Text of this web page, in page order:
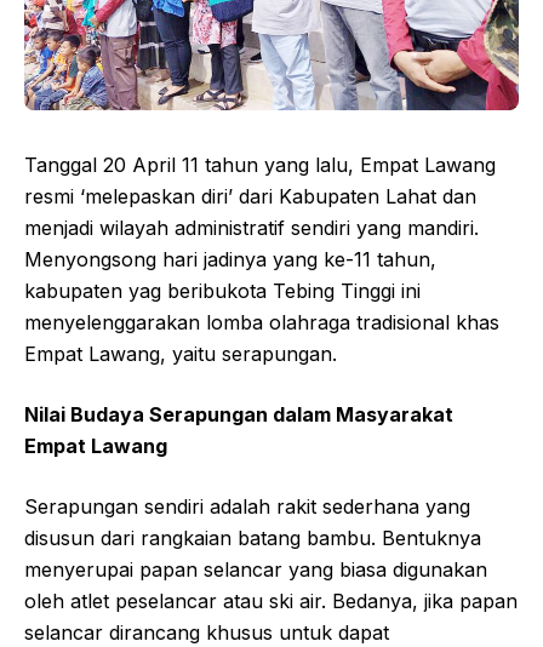
Tanggal 20 April 11 tahun yang lalu, Empat Lawang
resmi ‘melepaskan diri’ dari Kabupaten Lahat dan
menjadi wilayah administratif sendiri yang mandiri.
Menyongsong hari jadinya yang ke-11 tahun,
kabupaten yag beribukota Tebing Tinggi ini
menyelenggarakan lomba olahraga tradisional khas
Empat Lawang, yaitu serapungan.
Nilai Budaya Serapungan dalam Masyarakat
Empat Lawang
Serapungan sendiri adalah rakit sederhana yang
disusun dari rangkaian batang bambu. Bentuknya
menyerupai papan selancar yang biasa digunakan
oleh atlet peselancar atau ski air. Bedanya, jika papan
selancar dirancang khusus untuk dapat